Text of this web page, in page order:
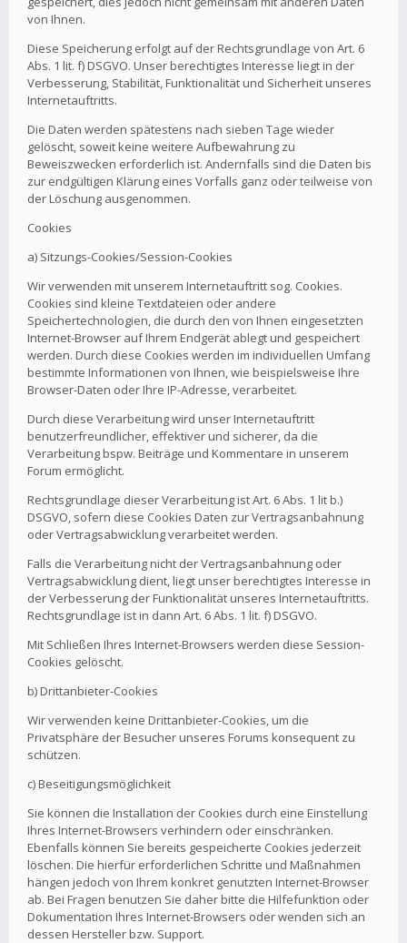
von Ihnen.
Diese Speicherung erfolgt auf der Rechtsgrundlage von Art. 6
Abs. 1 lit. f) DSGVO. Unser berechtigtes Interesse liegt in der
Verbesserung, Stabilität, Funktionalität und Sicherheit unseres
Internetauftritts.
Die Daten werden spätestens nach sieben Tage wieder
gelöscht, soweit keine weitere Aufbewahrung zu
Beweiszwecken erforderlich ist. Andernfalls sind die Daten bis
zur endgültigen Klärung eines Vorfalls ganz oder teilweise von
der Löschung ausgenommen.
Cookies
a) Sitzungs-Cookies/Session-Cookies
Wir verwenden mit unserem Internetauftritt sog. Cookies.
Cookies sind kleine Textdateien oder andere
Speichertechnologien, die durch den von Ihnen eingesetzten
Internet-Browser auf Ihrem Endgerät ablegt und gespeichert
werden. Durch diese Cookies werden im individuellen Umfang
bestimmte Informationen von Ihnen, wie beispielsweise Ihre
Browser-Daten oder Ihre IP-Adresse, verarbeitet.
Durch diese Verarbeitung wird unser Internetauftritt
benutzerfreundlicher, effektiver und sicherer, da die
Verarbeitung bspw. Beiträge und Kommentare in unserem
Forum ermöglicht.
Rechtsgrundlage dieser Verarbeitung ist Art. 6 Abs. 1 lit b.)
DSGVO, sofern diese Cookies Daten zur Vertragsanbahnung
oder Vertragsabwicklung verarbeitet werden.
Falls die Verarbeitung nicht der Vertragsanbahnung oder
Vertragsabwicklung dient, liegt unser berechtigtes Interesse in
der Verbesserung der Funktionalität unseres Internetauftritts.
Rechtsgrundlage ist in dann Art. 6 Abs. 1 lit. f) DSGVO.
Mit Schließen Ihres Internet-Browsers werden diese Session-
Cookies gelöscht.
b) Drittanbieter-Cookies
Wir verwenden keine Drittanbieter-Cookies, um die
Privatsphäre der Besucher unseres Forums konsequent zu
schützen.
c) Beseitigungsmöglichkeit
Sie können die Installation der Cookies durch eine Einstellung
Ihres Internet-Browsers verhindern oder einschränken.
Ebenfalls können Sie bereits gespeicherte Cookies jederzeit
löschen. Die hierfür erforderlichen Schritte und Maßnahmen
hängen jedoch von Ihrem konkret genutzten Internet-Browser
ab. Bei Fragen benutzen Sie daher bitte die Hilfefunktion oder
Dokumentation Ihres Internet-Browsers oder wenden sich an
dessen Hersteller bzw. Support.